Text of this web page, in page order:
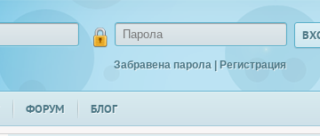
Забравена парола | Регистрация
ФОРУМ БЛОГ